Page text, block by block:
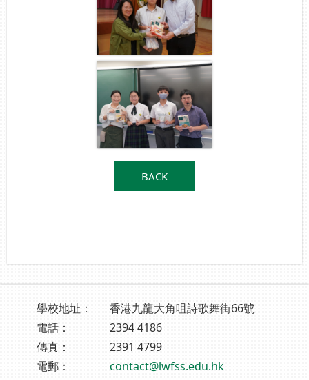
BACK
學校地址：
香港九龍大角咀詩歌舞街66號
電話：
2394 4186
傳真：
2391 4799
電郵：
contact@lwfss.edu.hk